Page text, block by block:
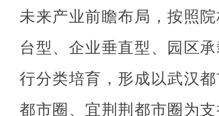
未来产业前瞻布局，按照
台型、企业垂直型、园区
行分类培育，形成以武汉
都市圈、宜荆荆都市圈为